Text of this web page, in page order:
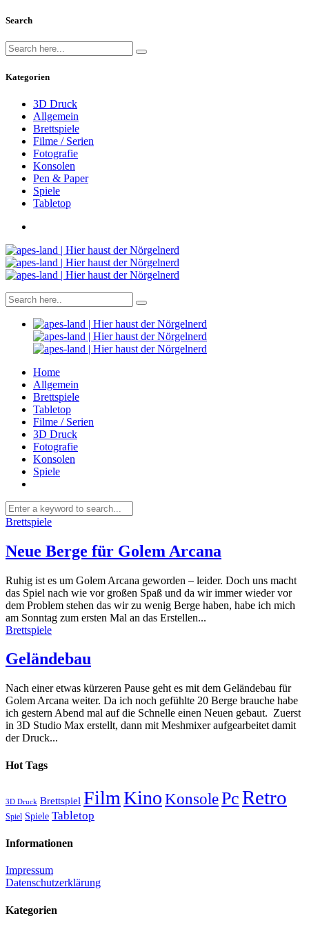
Search
Kategorien
3D Druck
Allgemein
Brettspiele
Filme / Serien
Fotografie
Konsolen
Pen & Paper
Spiele
Tabletop
Home
Allgemein
Brettspiele
Tabletop
Filme / Serien
3D Druck
Fotografie
Konsolen
Spiele
Brettspiele
Neue Berge für Golem Arcana
Ruhig ist es um Golem Arcana geworden – leider. Doch uns macht
das Spiel nach wie vor großen Spaß und da wir immer wieder vor
dem Problem stehen das wir zu wenig Berge haben, habe ich mich
am Sonntag zum ersten Mal an das Erstellen...
Brettspiele
Geländebau
Nach einer etwas kürzeren Pause geht es mit dem Geländebau für
Golem Arcana weiter. Da ich noch gefühlte 20 Berge brauche habe
ich gestern Abend mal auf die Schnelle einen Neuen gebaut. Zuerst
in 3D Studio Max erstellt, dann mit Meshmixer aufgearbeitet damit
der Druck...
Hot Tags
3D Druck Brettspiel FilmKinoKonsolePcRetro
Spiel Spiele Tabletop
Informationen
Impressum
Datenschutzerklärung
Kategorien